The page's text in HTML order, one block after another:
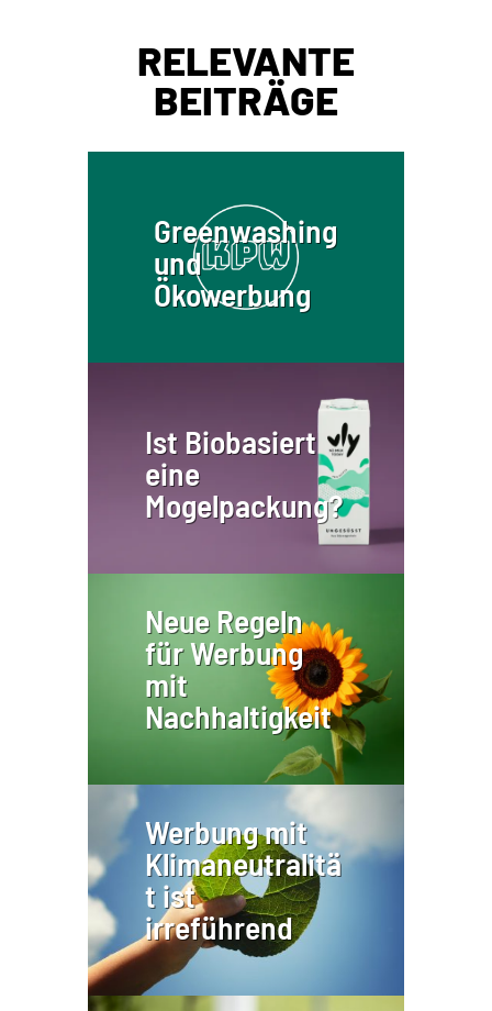
RELEVANTE
BEITRÄGE
Greenwashing
und
Ökowerbung
Ist Biobasiert
eine
Mogelpackung?
Neue Regeln
für Werbung
mit
Nachhaltigkeit
Werbung mit
Klimaneutralitä
t ist
irreführend